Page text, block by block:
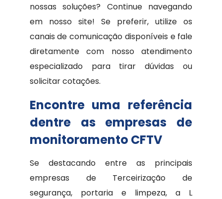
nossas soluções? Continue navegando
em nosso site! Se preferir, utilize os
canais de comunicação disponíveis e fale
diretamente com nosso atendimento
especializado para tirar dúvidas ou
solicitar cotações.
Encontre uma referência
dentre as empresas de
monitoramento CFTV
Se destacando entre as principais
empresas de Terceirização de
segurança, portaria e limpeza, a L